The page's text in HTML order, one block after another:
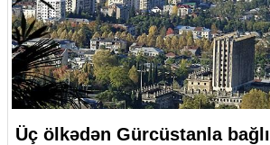
Üç ölkədən Gürcüstanla bağlı